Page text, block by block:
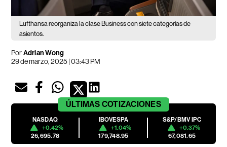
Lufthansa reorganiza la clase Business con siete categorías de
asientos.
PorAdrian Wong
29 de marzo, 2025 | 03:43 PM
ÚLTIMAS COTIZACIONES
NASDAQ
+0.42%
26,695.78
IBOVESPA
+1.04%
179,748.95
S&P/BMV IPC
+0.37%
67,081.65